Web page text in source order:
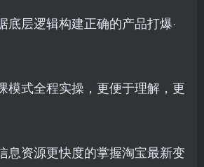
底层逻辑构建正确的产品打爆·
模式全程实操，更便于理解，更
息资源更快度的掌握淘宝最新变